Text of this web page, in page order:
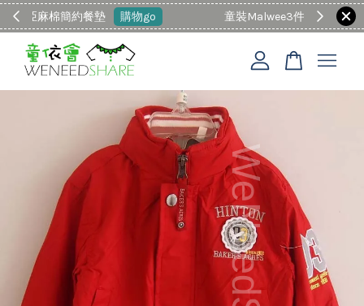
童裝Malwee3件以上88折 現在去購物！
您的購物車目前還是空的。
繼續購物